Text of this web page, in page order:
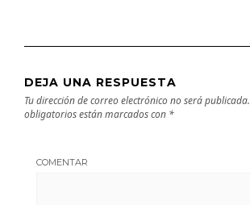
DEJA UNA RESPUESTA
Tu dirección de correo electrónico no será publicada.
obligatorios están marcados con *
COMENTAR